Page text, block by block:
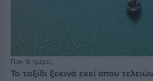
Πριν 16 ημέρες
Το ταξίδι ξεκινά εκεί όπου